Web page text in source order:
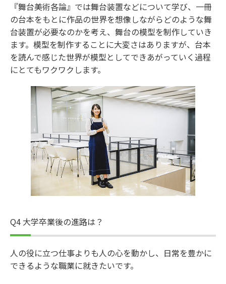
『舞台美術各論』では舞台装置などについて学び、一冊
の台本をもとに作品の世界を想像しながらどのような舞
台装置が必要なのかを考え、舞台の模型を制作していき
ます。模型を制作することに大変さはありますが、台本
を読んで感じた世界が模型としてできあがっていく過程
にとてもワクワクします。
Q4 大学卒業後の進路は？
人の役に立つ仕事よりも人の心を動かし、日常を豊かに
できるような職業に就きたいです。